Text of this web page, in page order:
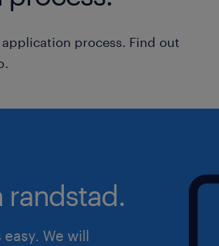
Je
process. Find out
We will